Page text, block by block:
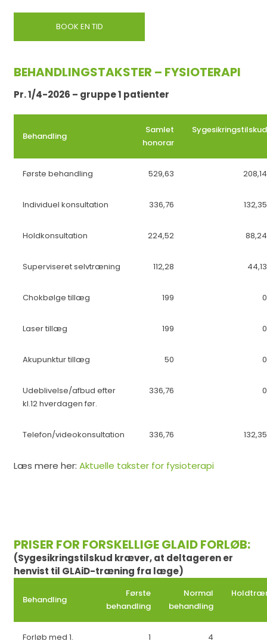
BOOK EN TID
BEHANDLINGSTAKSTER – FYSIOTERAPI
Pr. 1/4-2026 – gruppe 1 patienter
Behandling
Samlet
honorar
Sygesikringstilskud
Første behandling 529,63 208,14
Individuel konsultation 336,76 132,35
Holdkonsultation 224,52 88,24
Superviseret selvtræning 112,28 44,13
Chokbølge tillæg 199 0
Laser tillæg 199 0
Akupunktur tillæg 50 0
Udeblivelse/afbud efter
kl.12 hverdagen før.
336,76 0
Telefon/videokonsultation 336,76 132,35
Læs mere her: Aktuelle takster for fysioterapi
PRISER FOR FORSKELLIGE GLAID FORLØB:
(Sygesikringstilskud kræver, at deltageren er
henvist til GLAiD-træning fra læge)
Behandling
Første
behandling
Normal
behandling
Forløb med 1.
1 4